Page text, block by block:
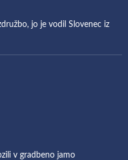
jo je vodil Slovenec iz
v gradbeno jamo